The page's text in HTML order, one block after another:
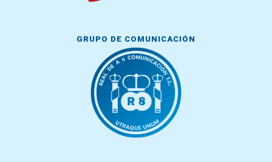
GRUPO DE COMUNICACIÓN